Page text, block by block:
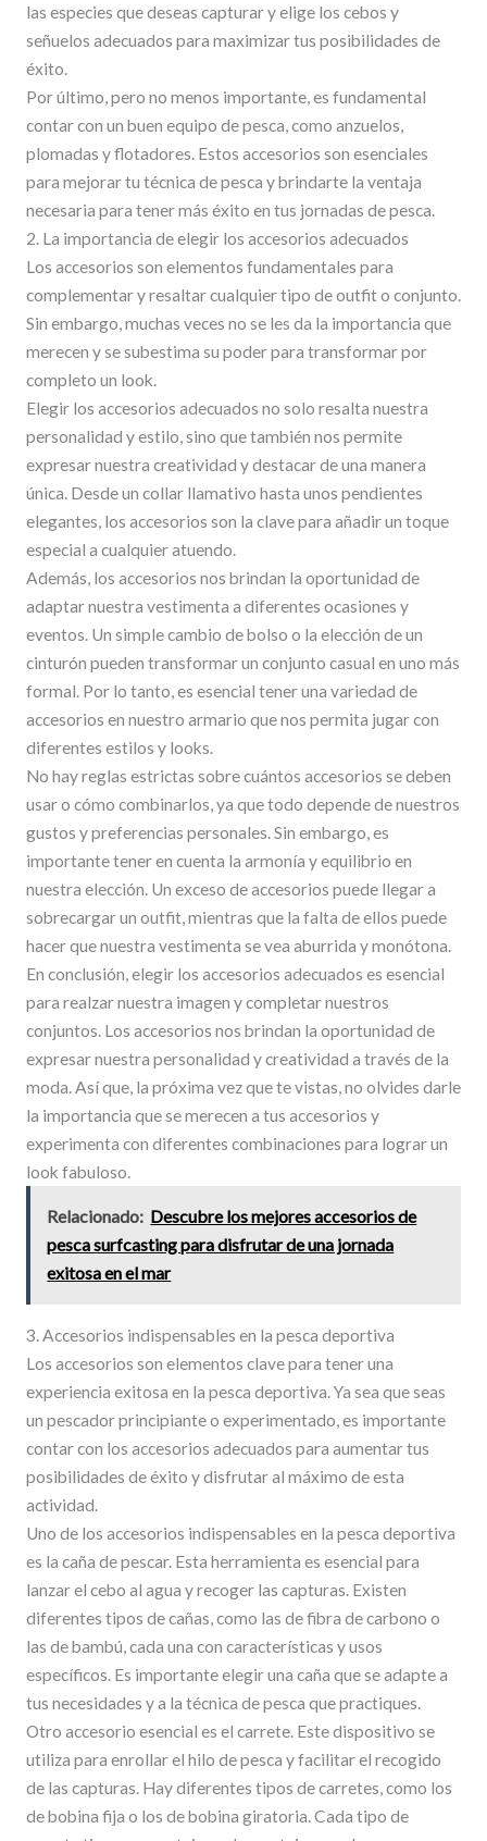
las especies que deseas capturar y elige los cebos y
señuelos adecuados para maximizar tus posibilidades de
éxito.
Por último, pero no menos importante, es fundamental
contar con un buen equipo de pesca, como anzuelos,
plomadas y flotadores. Estos accesorios son esenciales
para mejorar tu técnica de pesca y brindarte la ventaja
necesaria para tener más éxito en tus jornadas de pesca.
2. La importancia de elegir los accesorios adecuados
Los accesorios son elementos fundamentales para
complementar y resaltar cualquier tipo de outfit o conjunto.
Sin embargo, muchas veces no se les da la importancia que
merecen y se subestima su poder para transformar por
completo un look.
Elegir los accesorios adecuados no solo resalta nuestra
personalidad y estilo, sino que también nos permite
expresar nuestra creatividad y destacar de una manera
única. Desde un collar llamativo hasta unos pendientes
elegantes, los accesorios son la clave para añadir un toque
especial a cualquier atuendo.
Además, los accesorios nos brindan la oportunidad de
adaptar nuestra vestimenta a diferentes ocasiones y
eventos. Un simple cambio de bolso o la elección de un
cinturón pueden transformar un conjunto casual en uno más
formal. Por lo tanto, es esencial tener una variedad de
accesorios en nuestro armario que nos permita jugar con
diferentes estilos y looks.
No hay reglas estrictas sobre cuántos accesorios se deben
usar o cómo combinarlos, ya que todo depende de nuestros
gustos y preferencias personales. Sin embargo, es
importante tener en cuenta la armonía y equilibrio en
nuestra elección. Un exceso de accesorios puede llegar a
sobrecargar un outfit, mientras que la falta de ellos puede
hacer que nuestra vestimenta se vea aburrida y monótona.
En conclusión, elegir los accesorios adecuados es esencial
para realzar nuestra imagen y completar nuestros
conjuntos. Los accesorios nos brindan la oportunidad de
expresar nuestra personalidad y creatividad a través de la
moda. Así que, la próxima vez que te vistas, no olvides darle
la importancia que se merecen a tus accesorios y
experimenta con diferentes combinaciones para lograr un
look fabuloso.
Relacionado: Descubre los mejores accesorios de
pesca surfcasting para disfrutar de una jornada
exitosa en el mar
3. Accesorios indispensables en la pesca deportiva
Los accesorios son elementos clave para tener una
experiencia exitosa en la pesca deportiva. Ya sea que seas
un pescador principiante o experimentado, es importante
contar con los accesorios adecuados para aumentar tus
posibilidades de éxito y disfrutar al máximo de esta
actividad.
Uno de los accesorios indispensables en la pesca deportiva
es la caña de pescar. Esta herramienta es esencial para
lanzar el cebo al agua y recoger las capturas. Existen
diferentes tipos de cañas, como las de fibra de carbono o
las de bambú, cada una con características y usos
específicos. Es importante elegir una caña que se adapte a
tus necesidades y a la técnica de pesca que practiques.
Otro accesorio esencial es el carrete. Este dispositivo se
utiliza para enrollar el hilo de pesca y facilitar el recogido
de las capturas. Hay diferentes tipos de carretes, como los
de bobina fija o los de bobina giratoria. Cada tipo de